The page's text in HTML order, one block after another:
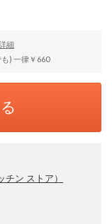
細
) 一律￥660
チン ストア）